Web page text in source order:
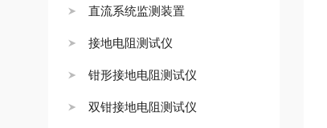
直流系统监测装置
接地电阻测试仪
钳形接地电阻测试仪
双钳接地电阻测试仪